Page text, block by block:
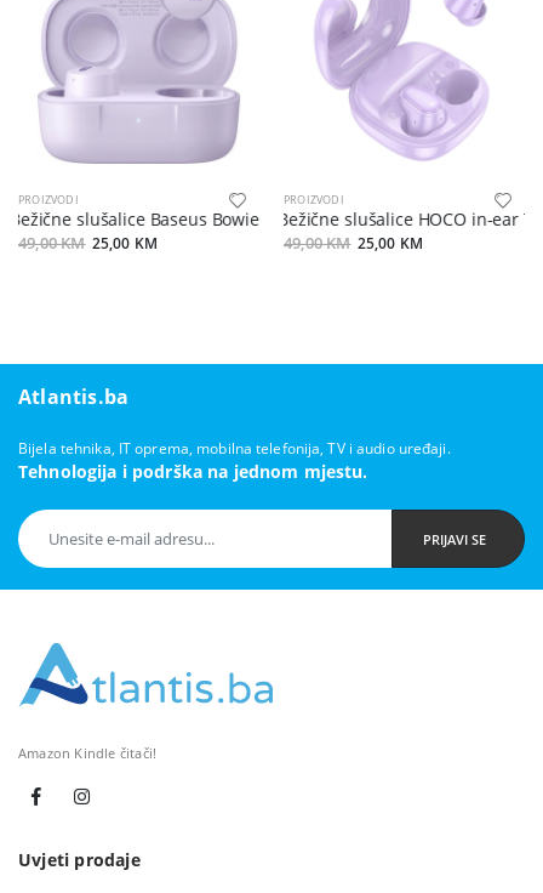
PROIZVODI
Bežične slušalice Baseus Bowie E18 purple
49,00 KM 25,00 KM
PROIZVODI
Bežične slušalice HOCO in-ear
49,00 KM 25,00 KM
Atlantis.ba
Bijela tehnika, IT oprema, mobilna telefonija, TV i audio uređaji.
Tehnologija i podrška na jednom mjestu.
PRIJAVI SE
Amazon Kindle čitači!
Uvjeti prodaje